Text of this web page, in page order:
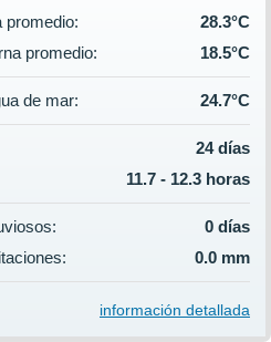
promedio:
28.3°C
promedio:
18.5°C
de mar: 24.7°C
24 días
11.7 - 12.3 horas
0 días
0.0 mm
información detallada